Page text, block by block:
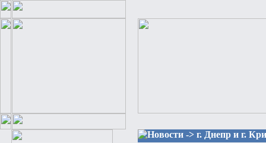
Новости -> г. Днепр и г.